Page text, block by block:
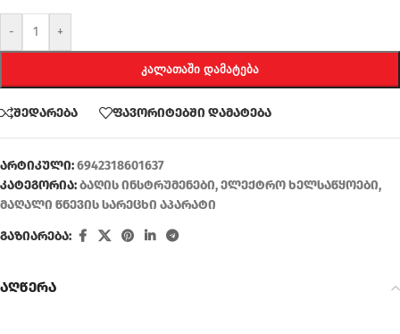
- +
ᲙᲐᲚᲐᲗᲐᲨᲘ ᲓᲐᲛᲐᲢᲔᲑᲐ
შედარება ფავორიტებში დამატება
არტიკული:6942318601637
კატეგორია:ბაღის ინსტრუმენები,ელექტრო ხელსაწყოები,
მაღალი წნევის სარეცხი აპარატი
გაზიარება:
აღწერა